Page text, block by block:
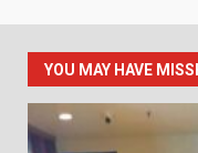
YOU MAY HAVE